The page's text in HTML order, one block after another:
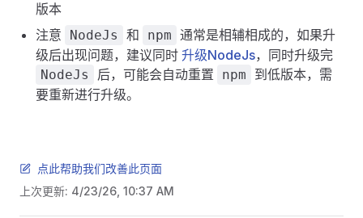
版本
注意
NodeJs 和 npm 通常是相辅相成的，如果升
级后出现问题，建议同时 升级NodeJs，同时升级完
NodeJs 后，可能会自动重置 npm
到低版本，需
要重新进行升级。
点此帮助我们改善此页面
上次更新: 4/23/26, 10:37 AM